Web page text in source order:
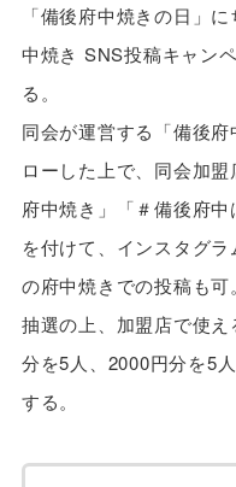
「備後府中焼きの日」
中焼き SNS投稿キャン
る。
同会が運営する「備後
ローした上で、同会加
府中焼き」「＃備後府
を付けて、インスタグ
の府中焼きでの投稿も可。
抽選の上、加盟店で使
分を5人、2000円分を5
する。